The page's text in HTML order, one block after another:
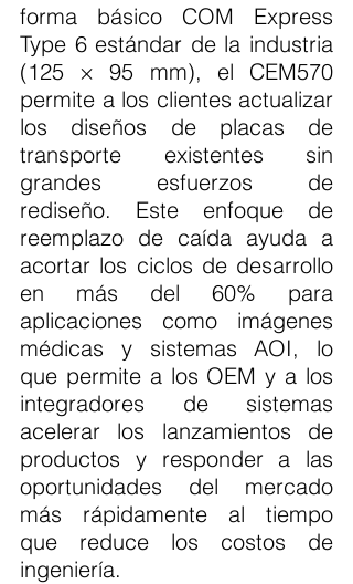
forma básico COM Express
Type 6 estándar de la industria
(125 × 95 mm), el CEM570
permite a los clientes actualizar
los diseños de placas de
transporte existentes sin
grandes esfuerzos de
rediseño. Este enfoque de
reemplazo de caída ayuda a
acortar los ciclos de desarrollo
en más del 60% para
aplicaciones como imágenes
médicas y sistemas AOI, lo
que permite a los OEM y a los
integradores de sistemas
acelerar los lanzamientos de
productos y responder a las
oportunidades del mercado
más rápidamente al tiempo
que reduce los costos de
ingeniería.